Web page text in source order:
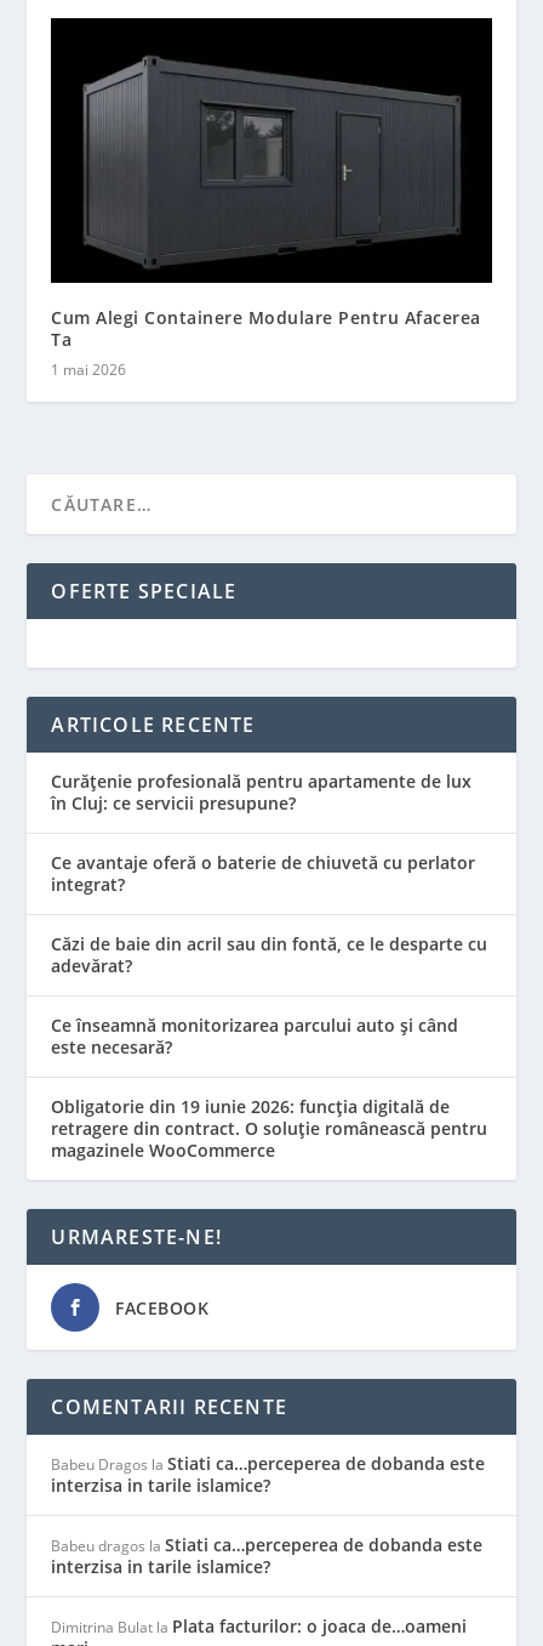
Cum Alegi Containere Modulare Pentru Afacerea
Ta
1 mai 2026
OFERTE SPECIALE
ARTICOLE RECENTE
Curățenie profesională pentru apartamente de lux
în Cluj: ce servicii presupune?
Ce avantaje oferă o baterie de chiuvetă cu perlator
integrat?
Căzi de baie din acril sau din fontă, ce le desparte cu
adevărat?
Ce înseamnă monitorizarea parcului auto și când
este necesară?
Obligatorie din 19 iunie 2026: funcția digitală de
retragere din contract. O soluție românească pentru
magazinele WooCommerce
URMARESTE-NE!
FACEBOOK
COMENTARII RECENTE
Babeu Dragos laStiati ca…perceperea de dobanda este
interzisa in tarile islamice?
Babeu dragos laStiati ca…perceperea de dobanda este
interzisa in tarile islamice?
Dimitrina Bulat la Plata facturilor: o joaca de…oameni